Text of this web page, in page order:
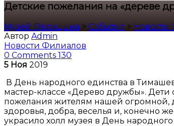
Детские пожелания на «дереве
Музей Фелицына > События > Новости
Автор Admin
Новости Филиалов
0 Comments 130
5 Ноя 2019
В День народного единства в
мастер-классе «Дерево дружбы».
пожелания жителям нашей огромной,
здоровья, добра, веселья и, конечно
украсило холл музея в День народного